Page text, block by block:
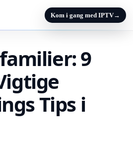
Kom i gang med IPTV→
9
Tips i